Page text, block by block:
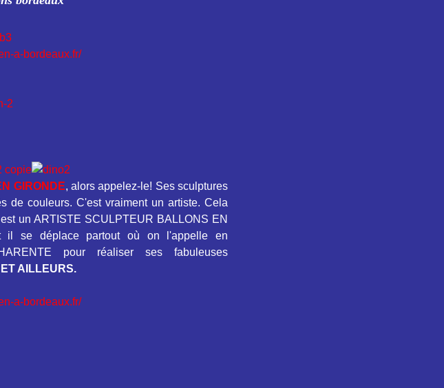
a-bordeaux.fr/
GIRONDE, alors appelez-le! Ses sculptures
de couleurs. C'est vraiment un artiste. Cela
un ARTISTE SCULPTEUR BALLONS EN
il se déplace partout où on l'appelle en
pour réaliser ses fabuleuses
AILLEURS.
a-bordeaux.fr/